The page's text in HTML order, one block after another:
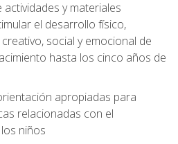
y materiales
el desarrollo físico,
social y emocional de
hasta los cinco años de
apropiadas para
relacionadas con el
niños